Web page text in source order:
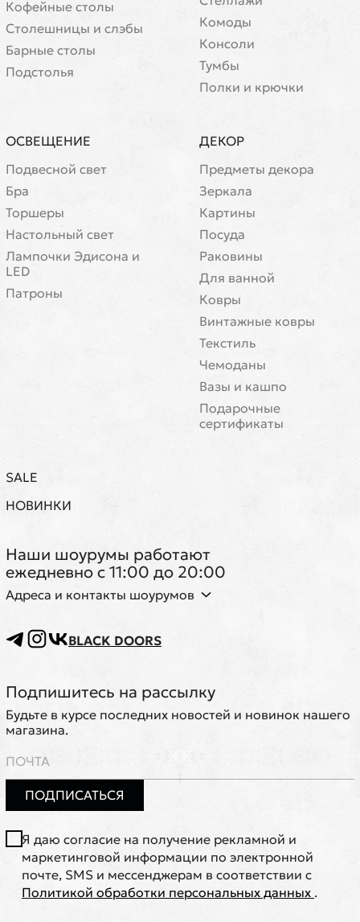
Кофейные столы
Cтолешницы и слэбы
Барные столы
Подстолья
Комоды
Консоли
Тумбы
Полки и крючки
ОСВЕЩЕНИЕ
Подвесной свет
Бра
Торшеры
Настольный свет
Лампочки Эдисона и
LED
Патроны
ДЕКОР
Предметы декора
Зеркала
Картины
Посуда
Раковины
Для ванной
Ковры
Винтажные ковры
Текстиль
Чемоданы
Вазы и кашпо
Подарочные
сертификаты
SALE
НОВИНКИ
Наши шоурумы работают
ежедневно с 11:00 до 20:00
Адреса и контакты шоурумов
BLACK DOORS
Подпишитесь на рассылку
Будьте в курсе последних новостей и новинок нашего
магазина.
ПОДПИСАТЬСЯ
Я даю согласие на получение рекламной и
маркетинговой информации по электронной
почте, SMS и мессенджерам в соответствии с
Политикой обработки персональных данных .